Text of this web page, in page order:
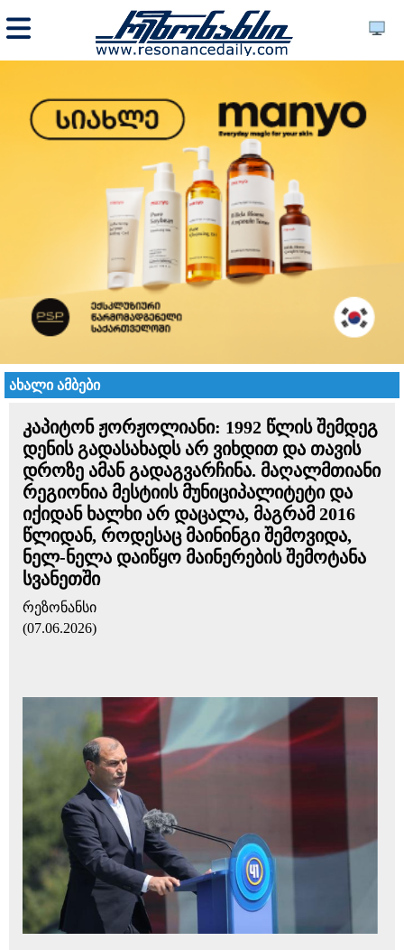
ახალი ამბები
კაპიტონ ჟორჟოლიანი: 1992 წლის შემდეგ
დენის გადასახადს არ ვიხდით და თავის
დროზე ამან გადაგვარჩინა. მაღალმთიანი
რეგიონია მესტიის მუნიციპალიტეტი და
იქიდან ხალხი არ დაცალა, მაგრამ 2016
წლიდან, როდესაც მაინინგი შემოვიდა,
ნელ-ნელა დაიწყო მაინერების შემოტანა
სვანეთში
რეზონანსი
(07.06.2026)